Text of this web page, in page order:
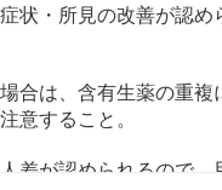
状・所見の改善が認
合は、含有生薬の重
意すること。
差が認められるので、